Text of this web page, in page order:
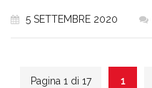
5 SETTEMBRE 2020
Pagina 1 di 17 1